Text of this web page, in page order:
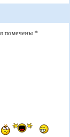
помечены *